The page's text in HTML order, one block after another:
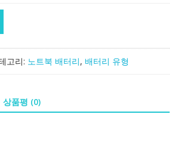
고리: 노트북 배터리, 배터리 유형
상품평 (0)